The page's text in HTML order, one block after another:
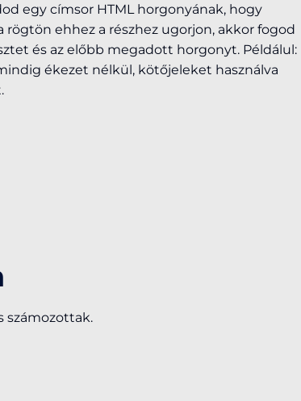
egy címsor HTML horgonyának, hogy
rögtön ehhez a részhez ugorjon, akkor fogod
és az előbb megadott horgonyt. Példálul:
ékezet nélkül, kötőjeleket használva
számozottak.